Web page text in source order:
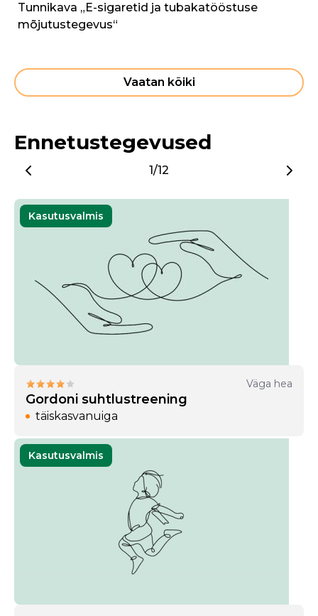
Tunnikava „E-sigaretid ja tubakatööstuse
mõjutustegevus“
Vaatan kõiki
Ennetustegevused
1/12
Kasutusvalmis
Väga hea
Gordoni suhtlustreening
täiskasvanuiga
Kasutusvalmis